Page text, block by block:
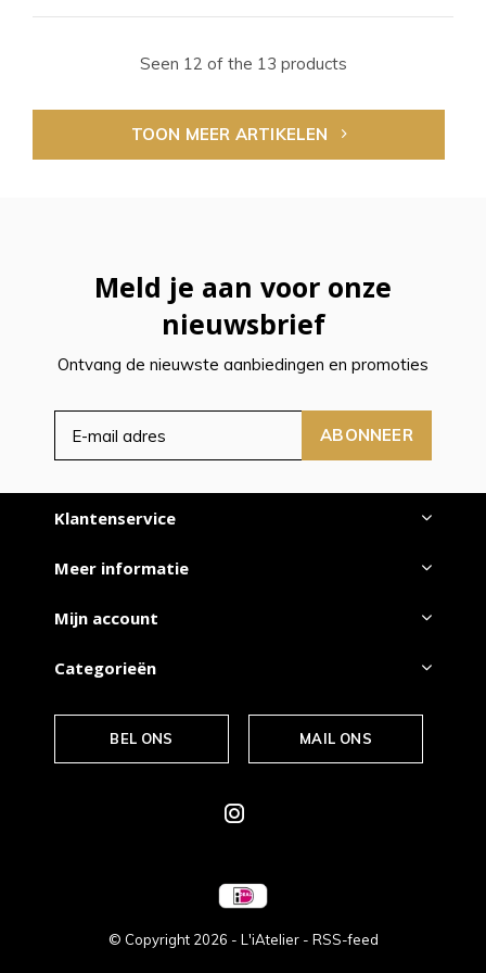
Seen 12 of the 13 products
TOON MEER ARTIKELEN
Meld je aan voor onze
nieuwsbrief
Ontvang de nieuwste aanbiedingen en promoties
ABONNEER
Klantenservice
Meer informatie
Mijn account
Categorieën
BEL ONS MAIL ONS
© Copyright 2026 - L'iAtelier - RSS-feed